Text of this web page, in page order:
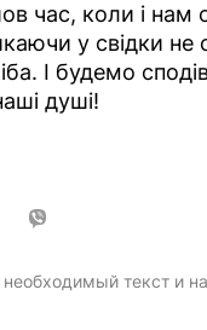
час, коли і нам
у свідки не
І будемо
душі!
текст и